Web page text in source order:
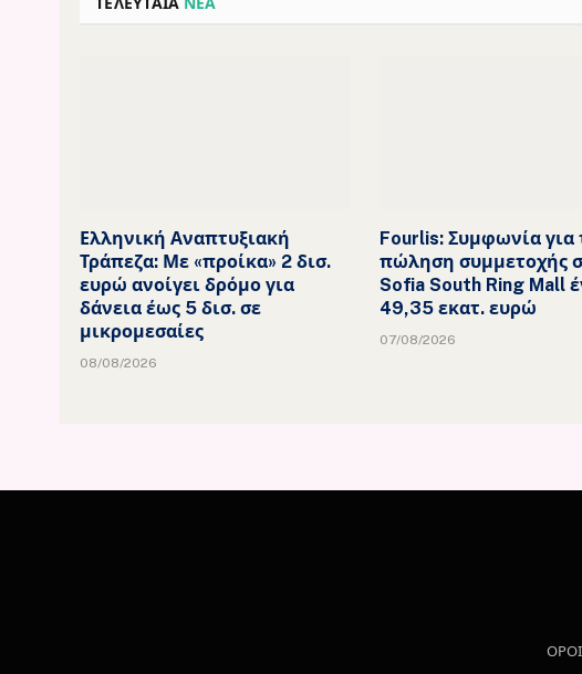
ΤΕΛΕΥΤΑΙΑ ΝΕΑ
Ελληνική Αναπτυξιακή
Τράπεζα: Με «προίκα» 2 δισ.
ευρώ ανοίγει δρόμο για
δάνεια έως 5 δισ. σε
μικρομεσαίες
08/08/2026
Fourlis: Συμφωνία για
πώληση συμμετοχής
Sofia South Ring Mall
49,35 εκατ. ευρώ
07/08/2026